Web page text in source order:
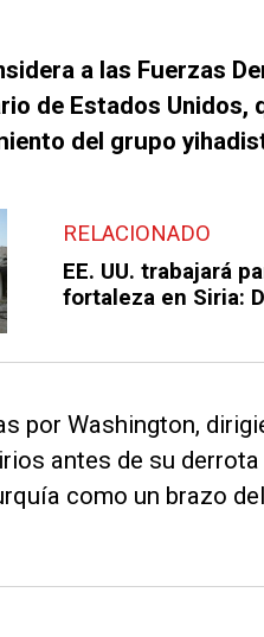
a las Fuerzas
de Estados Unidos,
del grupo
RELACIONADO
EE. UU. trabajará
fortaleza en Siria:
por Washington,
antes de su
como un brazo